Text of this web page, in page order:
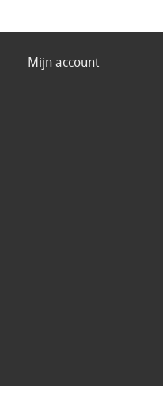
Mijn account